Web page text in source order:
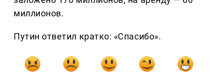
миллионов.
Путин ответил кратко: «Спасибо».